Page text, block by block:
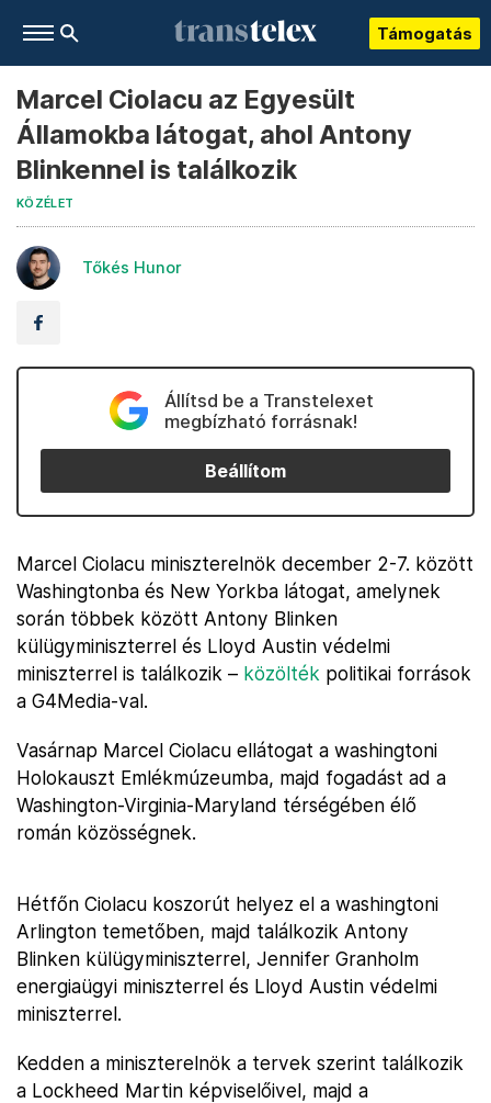
Támogatás
Marcel Ciolacu az Egyesült
Államokba látogat, ahol Antony
Blinkennel is találkozik
KÖZÉLET
Tőkés Hunor
Állítsd be a Transtelexet
megbízható forrásnak!
Beállítom
Marcel Ciolacu miniszterelnök december 2-7. között
Washingtonba és New Yorkba látogat, amelynek
során többek között Antony Blinken
külügyminiszterrel és Lloyd Austin védelmi
miniszterrel is találkozik – közölték politikai források
a G4Media-val.
Vasárnap Marcel Ciolacu ellátogat a washingtoni
Holokauszt Emlékmúzeumba, majd fogadást ad a
Washington-Virginia-Maryland térségében élő
román közösségnek.
Hétfőn Ciolacu koszorút helyez el a washingtoni
Arlington temetőben, majd találkozik Antony
Blinken külügyminiszterrel, Jennifer Granholm
energiaügyi miniszterrel és Lloyd Austin védelmi
miniszterrel.
Kedden a miniszterelnök a tervek szerint találkozik
a Lockheed Martin képviselőivel, majd a